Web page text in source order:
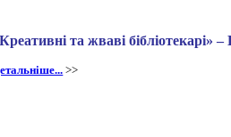
та жваві бібліотекарі» –
>>